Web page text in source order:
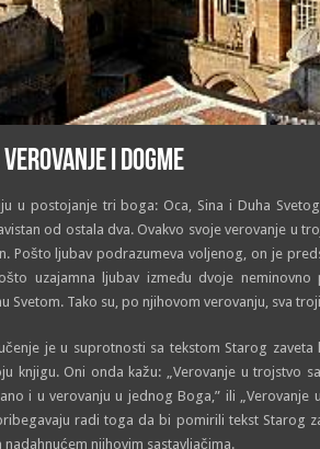
i dogme
u postojanje tri boga: Oca, Sina i Duha
od ostala dva. Ovakvo svoje verovanje u
Pošto ljubav podrazumeva voljenog, on je
uzajamna ljubav između dvoje
Svetom. Tako su, po njihovom verovanju, sva
je u suprotnosti sa tekstom Starog
knjigu. Oni onda kažu: „Verovanje u trojstvo
i u verovanju u jednog Boga,” ili
radi toga da bi pomirili tekst Starog
nadahnućem njihovim sastavljačima.